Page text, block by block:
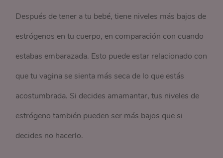
Después de tener a tu bebé, tiene niveles más bajos de
estrógenos en tu cuerpo, en comparación con cuando
estabas embarazada. Esto puede estar relacionado con
que tu vagina se sienta más seca de lo que estás
acostumbrada. Si decides amamantar, tus niveles de
estrógeno también pueden ser más bajos que si
decides no hacerlo.